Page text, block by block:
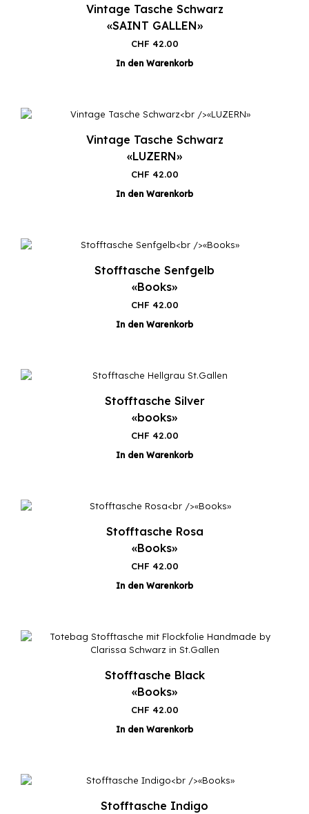
Vintage Tasche Schwarz
«SAINT GALLEN»
CHF 42.00
In den Warenkorb
Vintage Tasche Schwarz
«LUZERN»
CHF 42.00
In den Warenkorb
Stofftasche Senfgelb
«Books»
CHF 42.00
In den Warenkorb
Stofftasche Silver
«books»
CHF 42.00
In den Warenkorb
Stofftasche Rosa
«Books»
CHF 42.00
In den Warenkorb
Stofftasche Black
«Books»
CHF 42.00
In den Warenkorb
Stofftasche Indigo